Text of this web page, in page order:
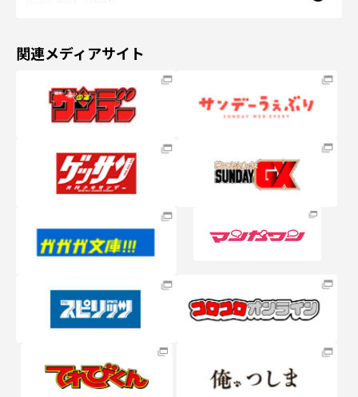
関連メディアサイト